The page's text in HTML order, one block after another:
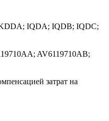
IQDA; IQDB; IQDC;
AV6119710AB;
затрат на